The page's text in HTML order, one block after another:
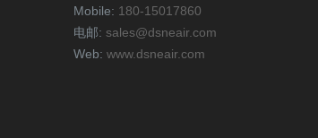
Mobile: 180-15017860
电邮: sales@dsneair.com
Web: www.dsneair.com